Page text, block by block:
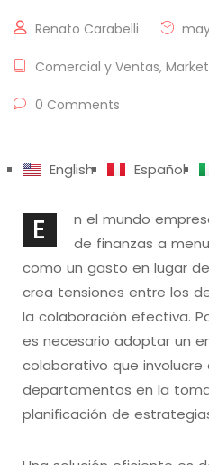
Renato Carabelli
Comercial y Ventas,
0 Comments
English Español
E
n el mundo
de finanzas a
como un gasto en lugar
crea tensiones entre los
la colaboración efectiva.
es necesario adoptar un
colaborativo que involucre
departamentos en la
planificación de